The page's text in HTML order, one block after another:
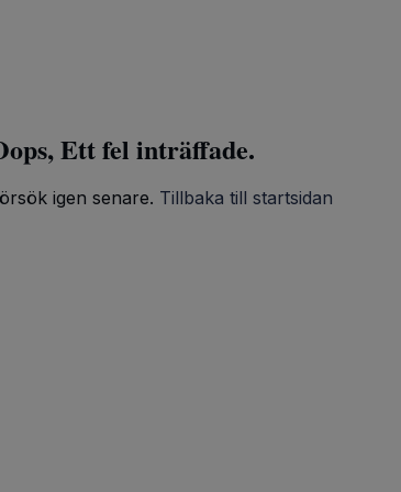
Ett fel inträffade.
igen senare. Tillbaka till startsidan